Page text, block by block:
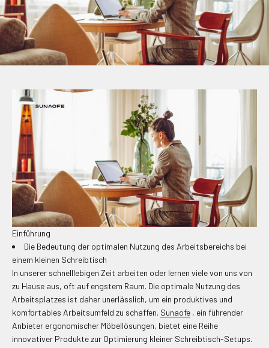
Einführung
Die Bedeutung der optimalen Nutzung des Arbeitsbereichs bei
einem kleinen Schreibtisch
In unserer schnelllebigen Zeit arbeiten oder lernen viele von uns von
zu Hause aus, oft auf engstem Raum. Die optimale Nutzung des
Arbeitsplatzes ist daher unerlässlich, um ein produktives und
komfortables Arbeitsumfeld zu schaffen. Sunaofe , ein führender
Anbieter ergonomischer Möbellösungen, bietet eine Reihe
innovativer Produkte zur Optimierung kleiner Schreibtisch-Setups.